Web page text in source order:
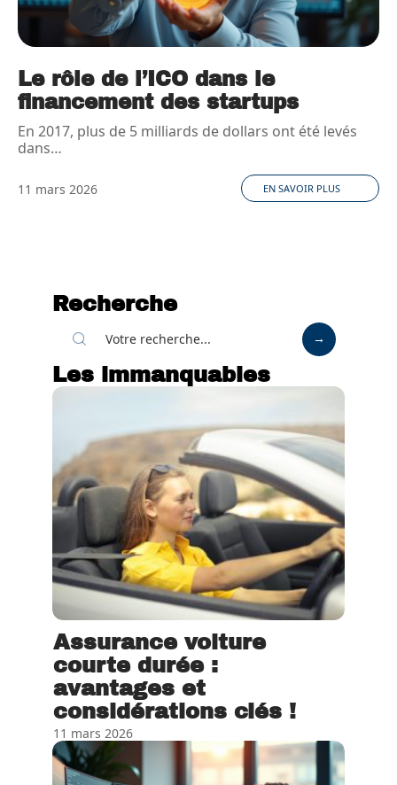
Le rôle de l’ICO dans le
financement des startups
En 2017, plus de 5 milliards de dollars ont été levés
dans…
11 mars 2026 EN SAVOIR PLUS
Recherche
Les immanquables
Assurance voiture
courte durée :
avantages et
considérations clés !
11 mars 2026